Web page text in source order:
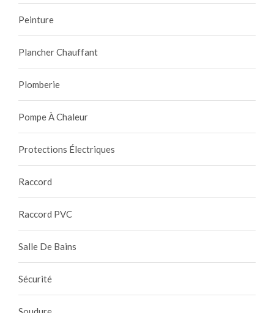
Peinture
Plancher Chauffant
Plomberie
Pompe À Chaleur
Protections Électriques
Raccord
Raccord PVC
Salle De Bains
Sécurité